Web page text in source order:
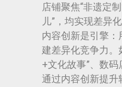
店铺聚焦“非遗定
儿”，均实现差异化
内容创新是引擎：
建差异化竞争力。
+文化故事”、数码
通过内容创新提升